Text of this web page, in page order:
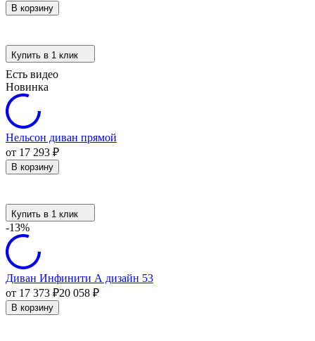
В корзину
Купить в 1 клик
Есть видео
Новинка
Нельсон диван прямой
от 17 293 ₽
В корзину
Купить в 1 клик
-13%
Диван Инфинити А дизайн 53
от 17 373 ₽20 058 ₽
В корзину